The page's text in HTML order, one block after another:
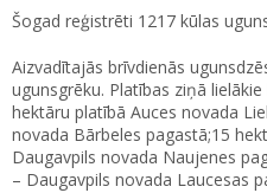
Šogad reģistrēti 1217 kūlas
Aizvadītajās brīvdienās
ugunsgrēku. Platības ziņā
hektāru platībā Auces novada
novada Bārbeles pagastā;15
Daugavpils novada Naujenes
– Daugavpils novada Laucesas